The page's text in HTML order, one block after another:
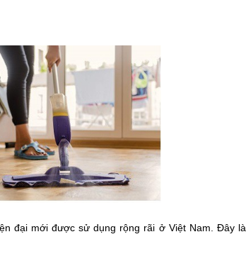
đại mới được sử dụng rộng rãi ở Việt Nam. Đây là